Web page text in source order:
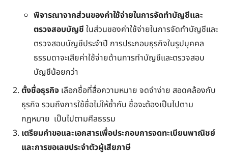
พิจารณาจากส่วนของค่าใช้จ่ายในการจัดทำบัญชีและ
ตรวจสอบบัญชี ในส่วนของค่าใช้จ่ายในการจัดทำบัญชีและ
ตรวจสอบบัญชีประจำปี การประกอบธุรกิจในรูปบุคคล
ธรรมดาจะเสียค่าใช้จ่ายด้านการทำบัญชีและตรวจสอบ
บัญชีน้อยกว่า
ตั้งชื่อธุรกิจเลือกชื่อที่สื่อความหมาย จดจำง่าย สอดคล้องกับ
ธุรกิจ รวมถึงการใช้ชื่อไม่ให้ซ้ำกัน ชื่อจะต้องเป็นไปตาม
กฎหมาย เป็นไปตามศีลธรรม
เตรียมคำขอและเอกสารเพื่อประกอบการจดทะเบียนพาณิชย์
และการขอเลขประจำตัวผู้เสียภาษี